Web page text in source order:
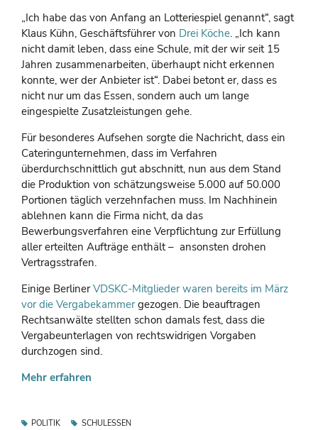
„Ich habe das von Anfang an Lotteriespiel genannt“, sagt
Klaus Kühn, Geschäftsführer von Drei Köche. „Ich kann
nicht damit leben, dass eine Schule, mit der wir seit 15
Jahren zusammenarbeiten, überhaupt nicht erkennen
konnte, wer der Anbieter ist“. Dabei betont er, dass es
nicht nur um das Essen, sondern auch um lange
eingespielte Zusatzleistungen gehe.
Für besonderes Aufsehen sorgte die Nachricht, dass ein
Cateringunternehmen, dass im Verfahren
überdurchschnittlich gut abschnitt, nun aus dem Stand
die Produktion von schätzungsweise 5.000 auf 50.000
Portionen täglich verzehnfachen muss. Im Nachhinein
ablehnen kann die Firma nicht, da das
Bewerbungsverfahren eine Verpflichtung zur Erfüllung
aller erteilten Aufträge enthält – ansonsten drohen
Vertragsstrafen.
Einige BerlinerVDSKC-Mitglieder waren bereits im März
vor die Vergabekammergezogen. Die beauftragen
Rechtsanwälte stellten schon damals fest, dass die
Vergabeunterlagen von rechtswidrigen Vorgaben
durchzogen sind.
Mehr erfahren
POLITIK SCHULESSEN